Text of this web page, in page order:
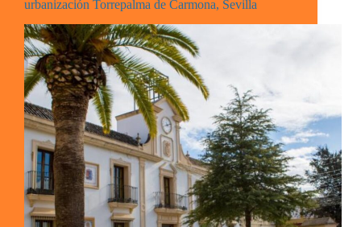
urbanización Torrepalma de Carmona, Sevilla